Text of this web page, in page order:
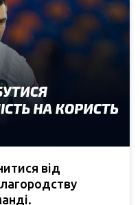
від